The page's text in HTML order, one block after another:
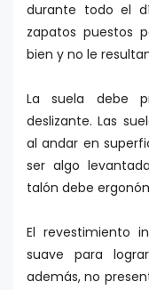
durante todo el
zapatos puestos
bien y no le
La suela debe
deslizante. Las
al andar en
ser algo
talón debe
El revestimiento
suave para
además, no